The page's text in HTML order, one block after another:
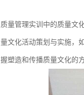
质量管理实训中的质量文
量文化活动策划与实施，
握塑造和传播质量文化的